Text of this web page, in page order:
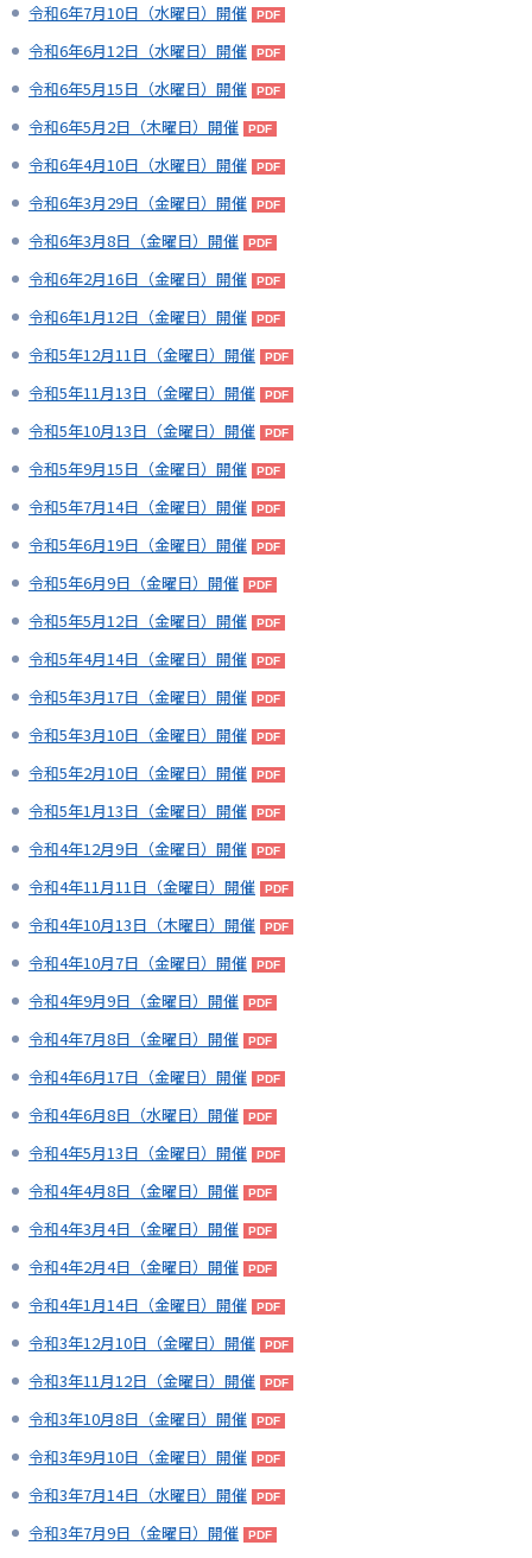
令和6年7月10日（水曜日）開催
令和6年6月12日（水曜日）開催
令和6年5月15日（水曜日）開催
令和6年5月2日（木曜日）開催
令和6年4月10日（水曜日）開催
令和6年3月29日（金曜日）開催
令和6年3月8日（金曜日）開催
令和6年2月16日（金曜日）開催
令和6年1月12日（金曜日）開催
令和5年12月11日（金曜日）開催
令和5年11月13日（金曜日）開催
令和5年10月13日（金曜日）開催
令和5年9月15日（金曜日）開催
令和5年7月14日（金曜日）開催
令和5年6月19日（金曜日）開催
令和5年6月9日（金曜日）開催
令和5年5月12日（金曜日）開催
令和5年4月14日（金曜日）開催
令和5年3月17日（金曜日）開催
令和5年3月10日（金曜日）開催
令和5年2月10日（金曜日）開催
令和5年1月13日（金曜日）開催
令和4年12月9日（金曜日）開催
令和4年11月11日（金曜日）開催
令和4年10月13日（木曜日）開催
令和4年10月7日（金曜日）開催
令和4年9月9日（金曜日）開催
令和4年7月8日（金曜日）開催
令和4年6月17日（金曜日）開催
令和4年6月8日（水曜日）開催
令和4年5月13日（金曜日）開催
令和4年4月8日（金曜日）開催
令和4年3月4日（金曜日）開催
令和4年2月4日（金曜日）開催
令和4年1月14日（金曜日）開催
令和3年12月10日（金曜日）開催
令和3年11月12日（金曜日）開催
令和3年10月8日（金曜日）開催
令和3年9月10日（金曜日）開催
令和3年7月14日（水曜日）開催
令和3年7月9日（金曜日）開催